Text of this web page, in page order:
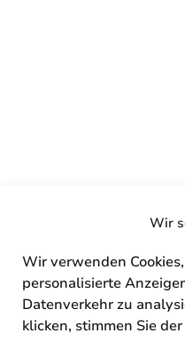
Wir
Wir verwenden
personalisierte
Datenverkehr zu
klicken, stimmen Sie